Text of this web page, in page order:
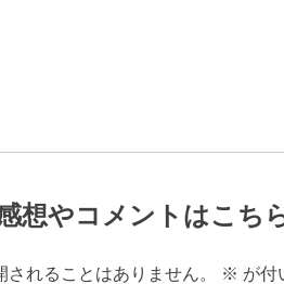
想やコメントはこち
されることはありません。 ※ が付